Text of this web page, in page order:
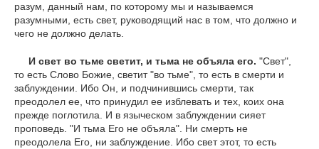
разум, данный нам, по которому мы и называемся
разумными, есть свет, руководящий нас в том, что должно и
чего не должно делать.
И свет во тьме светит, и тьма не объяла его. "Свет",
то есть Слово Божие, светит "во тьме", то есть в смерти и
заблуждении. Ибо Он, и подчинившись смерти, так
преодолел ее, что принудил ее изблевать и тех, коих она
прежде поглотила. И в языческом заблуждении сияет
проповедь. "И тьма Его не объяла". Ни смерть не
преодолела Его, ни заблуждение. Ибо свет этот, то есть